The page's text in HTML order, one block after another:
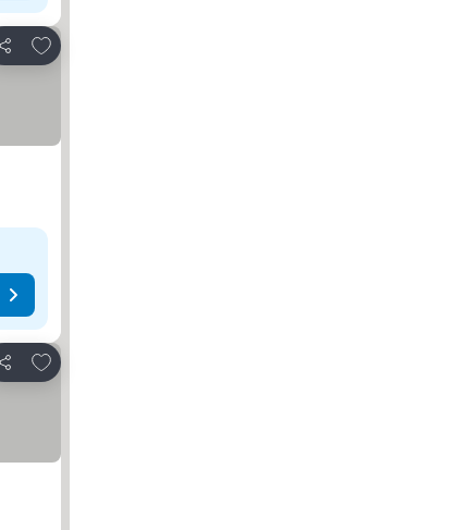
Teilen
Zu Favoriten hinzufügen
Teilen
Zu Favoriten hinzufügen